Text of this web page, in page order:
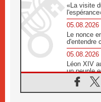
«La visite
05.08.2026
Le nonce
d'entendre
05.08.2026
Léon XIV
un peuple
05.08.2026
SCEAM: